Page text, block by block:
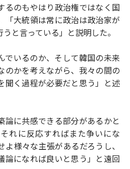
るのもやはり政治権ではなく国
「大統領は常に政治は政治家が
と言っている」と説明した。
でいるのか、そして韓国の未来
のかを考えながら、我々の間の
聞く過程が必要だと思う」と述
論に共感できる部分があるかと
れに反応すればまた争いにな
様々な主張があるだろうし、
論になれば良いと思う」と遠回